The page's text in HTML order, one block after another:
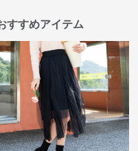
すすめアイテム